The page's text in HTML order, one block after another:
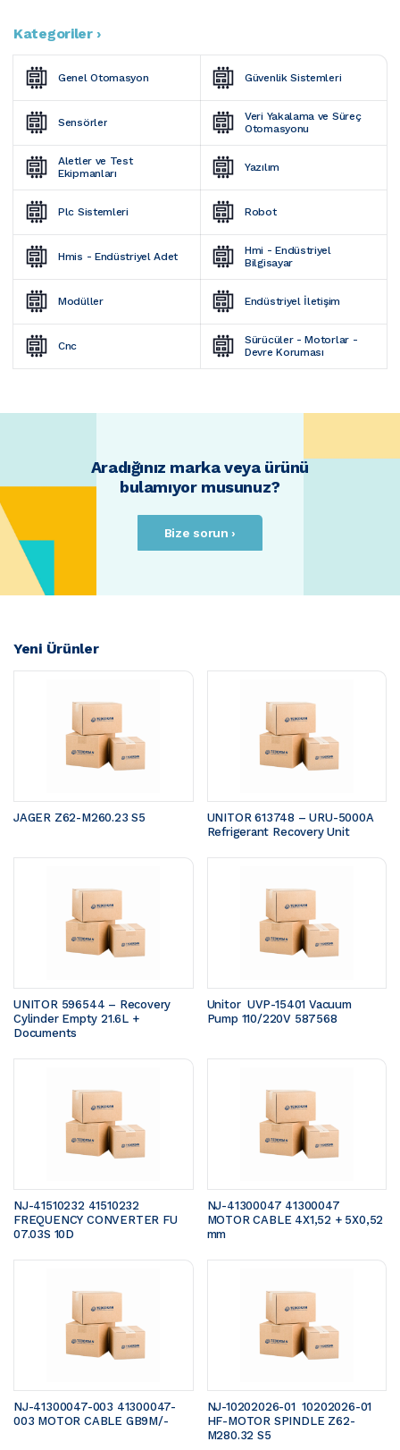
Kategoriler ›
Genel Otomasyon Güvenlik Sistemleri
Sensörler
Veri Yakalama ve Süreç
Otomasyonu
Aletler ve Test
Ekipmanları
Yazılım
Plc Sistemleri Robot
Hmis - Endüstriyel Adet
Hmi - Endüstriyel
Bilgisayar
Modüller Endüstriyel İletişim
Cnc
Sürücüler - Motorlar -
Devre Koruması
Aradığınız marka veya ürünü
bulamıyor musunuz?
Bize sorun ›
Yeni Ürünler
JAGER Z62-M260.23 S5
UNITOR 613748 – URU-5000A
Refrigerant Recovery Unit
UNITOR 596544 – Recovery
Cylinder Empty 21.6L +
Documents
Unitor  UVP-15401 Vacuum
Pump 110/220V 587568
NJ-41510232 41510232
FREQUENCY CONVERTER FU
07.03S 10D
NJ-41300047 41300047
MOTOR CABLE 4X1,52 + 5X0,52
mm
NJ-41300047-003 41300047-
003 MOTOR CABLE GB9M/-
NJ-10202026-01  10202026-01
HF-MOTOR SPINDLE Z62-
M280.32 S5